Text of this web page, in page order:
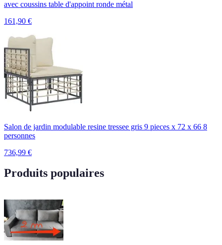
avec coussins table d'appoint ronde métal
161,90 €
Salon de jardin modulable resine tressee gris 9 pieces x 72 x 66 8
personnes
736,99 €
Produits populaires